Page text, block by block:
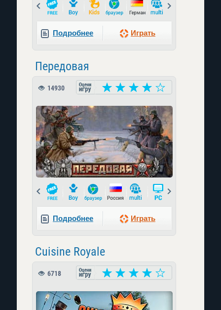
Prev
Подробнее Играть
Передовая
14930
Prev
Подробнее Играть
Cuisine Royale
6718